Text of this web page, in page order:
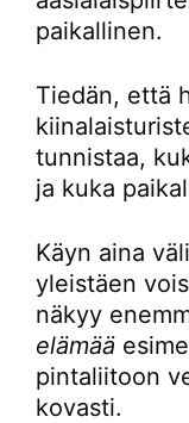
paikallinen.
Tiedän, että
tunnistaa,
ja kuka
Käyn aina
yleistäen
näkyy
elämää
pintaliitoon
kovasti.